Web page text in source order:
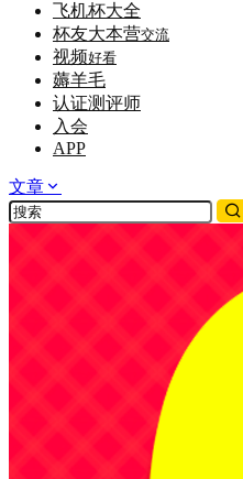
飞机杯大全
杯友大本营交流
视频好看
薅羊毛
认证测评师
入会
APP
文章